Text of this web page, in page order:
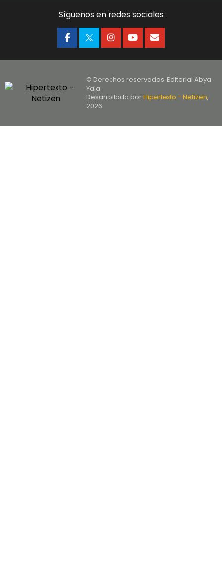
Síguenos en redes sociales
© Derechos reservados. Editorial Abya
Yala
Desarrollado porHipertexto - Netizen,
2026